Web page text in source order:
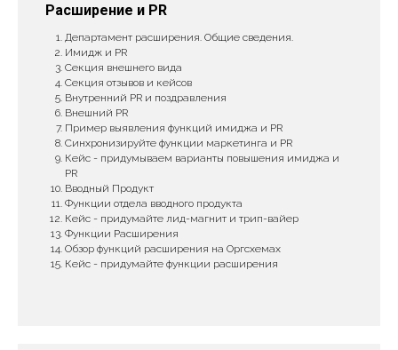
Расширение и PR
Департамент расширения. Общие сведения.
Имидж и PR
Секция внешнего вида
Секция отзывов и кейсов
Внутренний PR и поздравления
Внешний PR
Пример выявления функций имиджа и PR
Синхронизируйте функции маркетинга и PR
Кейс - придумываем варианты повышения имиджа и
PR
Вводный Продукт
Функции отдела вводного продукта
Кейс - придумайте лид-магнит и трип-вайер
Функции Расширения
Обзор функций расширения на Оргсхемах
Кейс - придумайте функции расширения